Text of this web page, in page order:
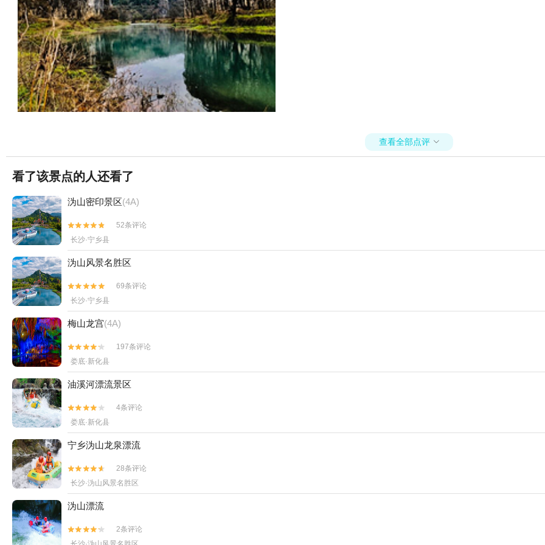
查看全部点评 
看了该景点的人还看了
沩山密印景区(4A)


52条评论
长沙·宁乡县
沩山风景名胜区


69条评论
长沙·宁乡县
梅山龙宫(4A)


197条评论
娄底·新化县
油溪河漂流景区


4条评论
娄底·新化县
宁乡沩山龙泉漂流


28条评论
长沙·沩山风景名胜区
沩山漂流


2条评论